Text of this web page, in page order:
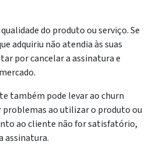
do produto ou serviço. Se
adquiriu não atendia às suas
por cancelar a assinatura e
também pode levar ao churn
problemas ao utilizar o produto ou
ao cliente não for satisfatório,
assinatura.